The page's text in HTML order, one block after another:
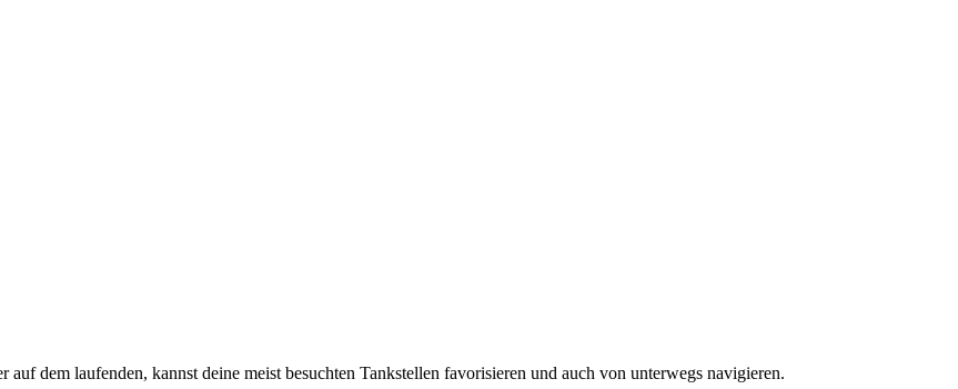
dem laufenden, kannst deine meist besuchten Tankstellen favorisieren und auch von unterwegs navigieren.